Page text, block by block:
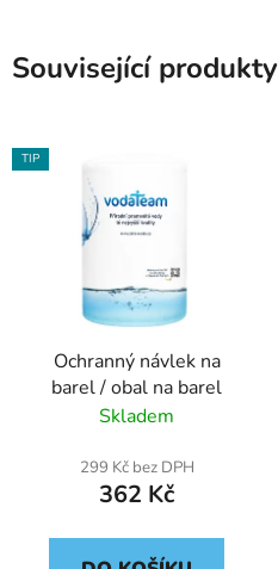
Související produkty
TIP
Ochranný návlek na
barel / obal na barel
Skladem
299 Kč bez DPH
362 Kč